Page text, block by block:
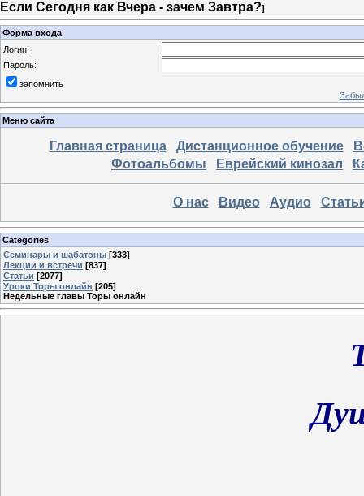
Если Сегодня как Вчера - зачем Завтра?]
Форма входа
Логин:
Пароль:
запомнить
Меню сайта
Главная страница Дистанционное обучение
Фотоальбомы
Еврейский кинозал
О нас Видео Аудио
Categories
Семинары и шабатоны [333]
Лекции и встречи [837]
Статьи [2077]
Уроки Торы онлайн [205]
Недельные главы Торы онлайн